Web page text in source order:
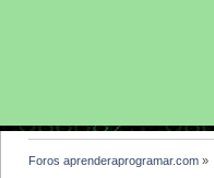
Foros aprenderaprogramar.com »